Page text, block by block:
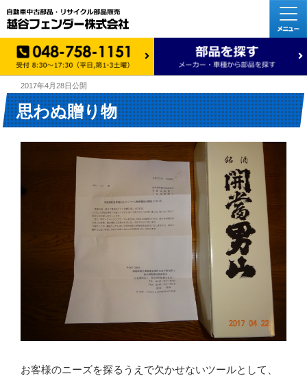
2017年4月28日公開
思わぬ贈り物
お客様のニーズを探るうえで欠かせないツールとして、